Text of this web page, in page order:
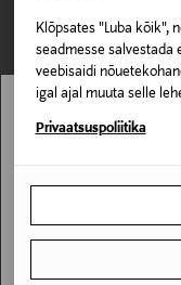
Klõpsates "Luba kõik",
seadmesse salvestada
veebisaidi
igal ajal muuta selle
Privaatsuspoliitika
Antiperspirant
Jah
Tooteohutusalane
erilisi
avamata
E-POE TAGASTUSED
Stockmann pole